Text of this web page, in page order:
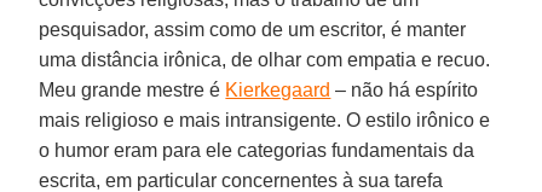
pesquisador, assim como de um escritor, é manter
uma distância irônica, de olhar com empatia e recuo.
Meu grande mestre é Kierkegaard – não há espírito
mais religioso e mais intransigente. O estilo irônico e
o humor eram para ele categorias fundamentais da
escrita, em particular concernentes à sua tarefa